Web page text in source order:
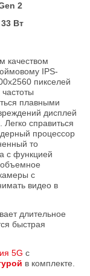
2
33 Вт
качеством
IPS-
пикселей
плавными
дисплей
справиться
процессор
то
с функцией
объемное
с
видео в
длительное
быстрая
5G с
в комплекте.